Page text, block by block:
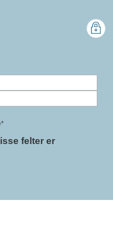
og skabe
give
til en
nu er på plads
glæder
Danish.Care,
til at styrke
i sig selv,
felter er